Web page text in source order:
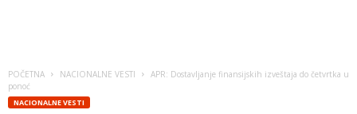
POČETNA NACIONALNE VESTI
APR: Dostavljanje finansijskih izveštaja do četvrtka u
ponoć
NACIONALNE VESTI